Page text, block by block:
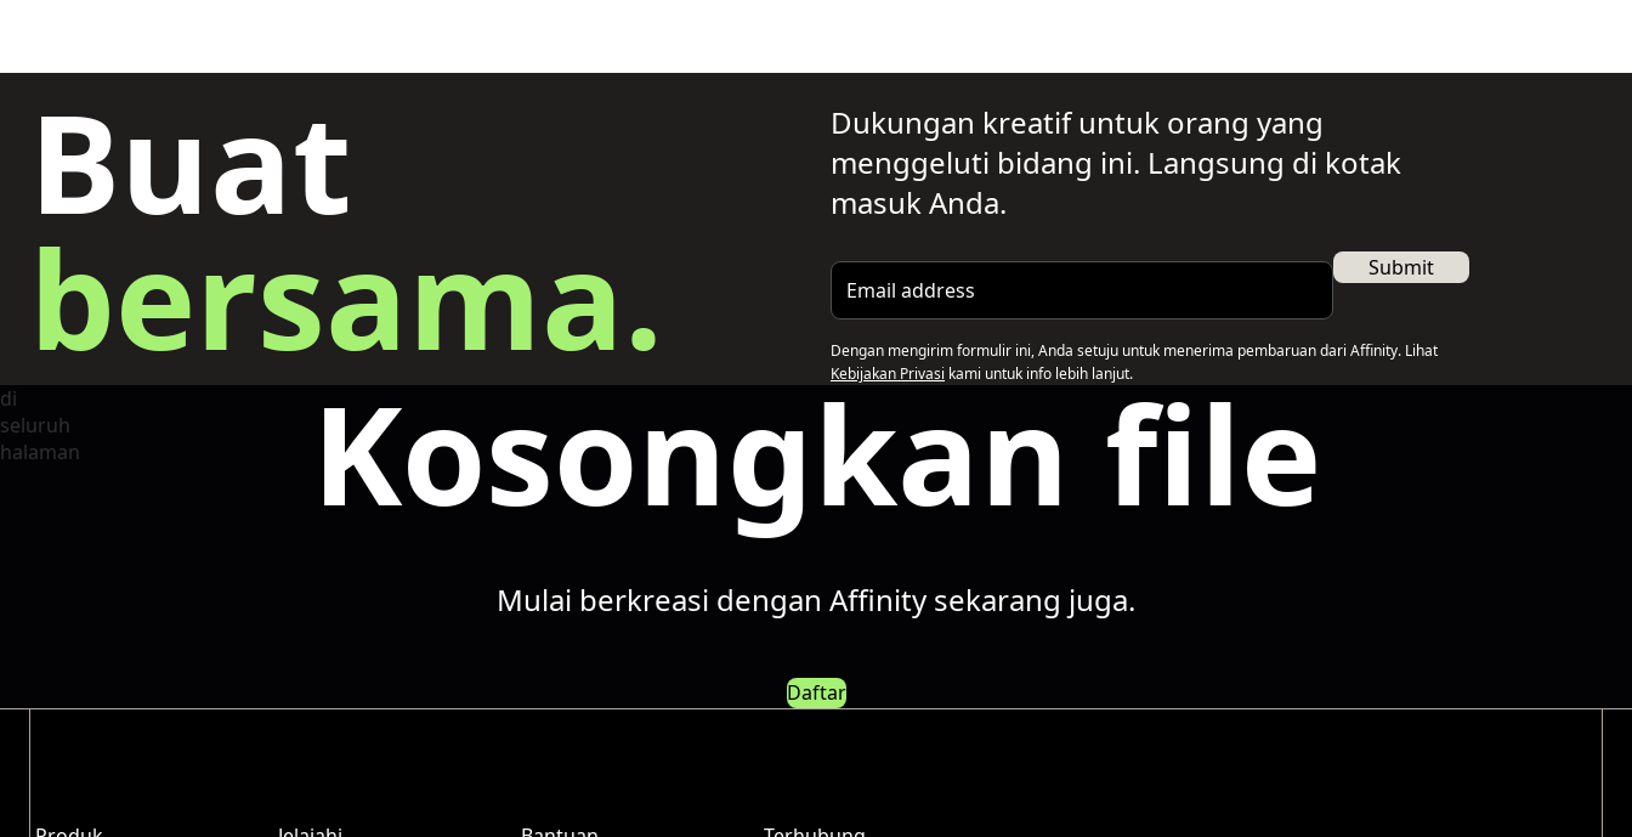
Buat
bersama.
Dukungan kreatif untuk orang yang
menggeluti bidang ini. Langsung di kotak
masuk Anda.
Email address Submit
Dengan mengirim formulir ini, Anda setuju untuk menerima pembaruan dari Affinity. Lihat
Kebijakan Privasi kami untuk info lebih lanjut.
Kosongkan file
Mulai berkreasi dengan Affinity sekarang juga.
Daftar